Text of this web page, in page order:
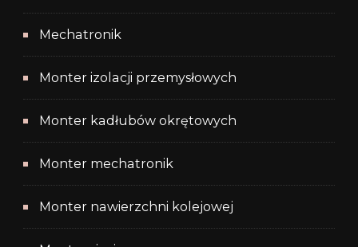
Mechatronik
Monter izolacji przemysłowych
Monter kadłubów okrętowych
Monter mechatronik
Monter nawierzchni kolejowej